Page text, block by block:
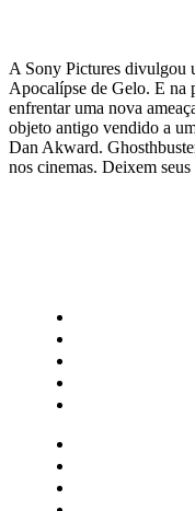
A Sony Pictures divulgou
Apocalípse de Gelo. E na
enfrentar uma nova
objeto antigo vendido a
Dan Akward.
nos cinemas. Deixem